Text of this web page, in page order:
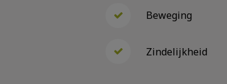
Beweging
Zindelijkheid